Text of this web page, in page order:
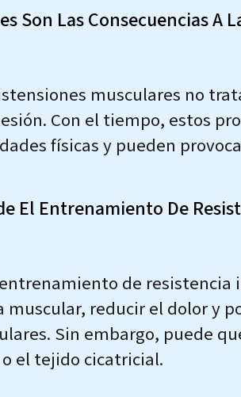
Son Las Consecuencias A
musculares no
Con el tiempo, estos
físicas y pueden
El Entrenamiento De
de resistencia
muscular, reducir el dolor y
Sin embargo, puede
o el tejido cicatricial.